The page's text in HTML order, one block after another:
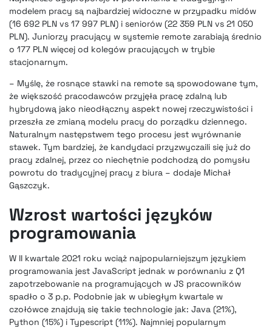
modelem pracy są najbardziej widoczne w przypadku midów
(16 692 PLN vs 17 997 PLN) i seniorów (22 359 PLN vs 21 050
PLN). Juniorzy pracujący w systemie remote zarabiają średnio
o 177 PLN więcej od kolegów pracujących w trybie
stacjonarnym.
– Myślę, że rosnące stawki na remote są spowodowane tym,
że większość pracodawców przyjęła pracę zdalną lub
hybrydową jako nieodłączny aspekt nowej rzeczywistości i
przeszła ze zmianą modelu pracy do porządku dziennego.
Naturalnym następstwem tego procesu jest wyrównanie
stawek. Tym bardziej, że kandydaci przyzwyczaili się już do
pracy zdalnej, przez co niechętnie podchodzą do pomysłu
powrotu do tradycyjnej pracy z biura – dodaje Michał
Gąszczyk.
Wzrost wartości języków
programowania
W II kwartale 2021 roku wciąż najpopularniejszym językiem
programowania jest JavaScript jednak w porównaniu z Q1
zapotrzebowanie na programujących w JS pracowników
spadło o 3 p.p. Podobnie jak w ubiegłym kwartale w
czołówce znajdują się takie technologie jak: Java (21%),
Python (15%) i Typescript (11%). Najmniej popularnym